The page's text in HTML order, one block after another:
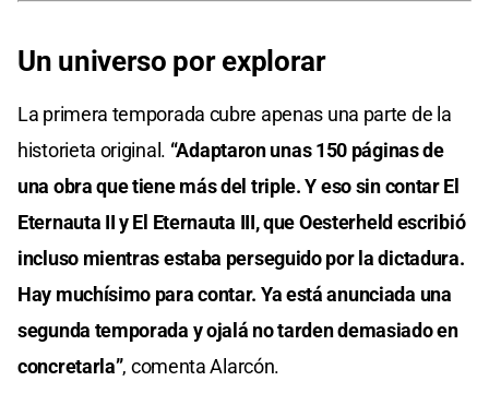
Un universo por explorar
La primera temporada cubre apenas una parte de la
historieta original. “Adaptaron unas 150 páginas de
una obra que tiene más del triple. Y eso sin contar El
Eternauta II y El Eternauta III, que Oesterheld escribió
incluso mientras estaba perseguido por la dictadura.
Hay muchísimo para contar. Ya está anunciada una
segunda temporada y ojalá no tarden demasiado en
concretarla”, comenta Alarcón.